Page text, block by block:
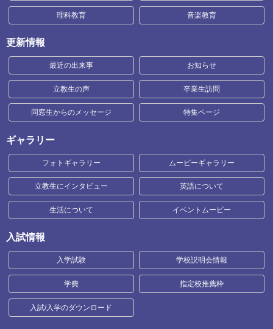
理科教育 音楽教育
更新情報
最近の出来事 お知らせ
立教生の声 卒業生訪問
同窓生からのメッセージ 特集ページ
ギャラリー
フォトギャラリー ムービーギャラリー
立教生にインタビュー 英語について
生活について イベントムービー
入試情報
入学試験 学校説明会情報
学費 指定校推薦枠
入試/入学のダウンロード